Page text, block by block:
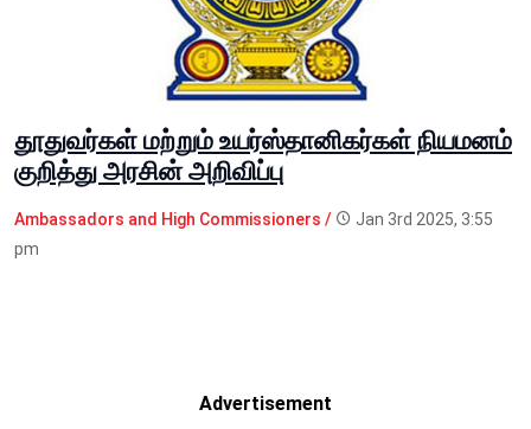
தூதுவர்கள் மற்றும் உயர்ஸ்தானிகர்கள் நியமனம்
குறித்து அரசின் அறிவிப்பு
Ambassadors and High Commissioners /
Jan 3rd 2025, 3:55
pm
Advertisement